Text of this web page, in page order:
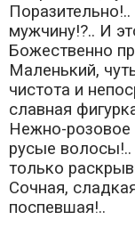
мужчину!?.. И
Божественно
Маленький,
чистота и
славная
Нежно-
русые
только
Сочная,
поспевшая!..